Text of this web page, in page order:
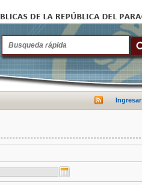
Ingresar